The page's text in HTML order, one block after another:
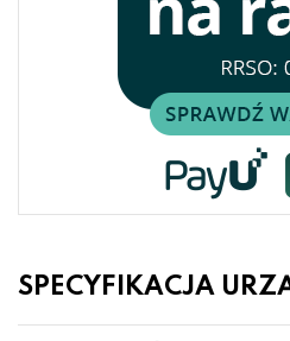
SPECYFIKACJA